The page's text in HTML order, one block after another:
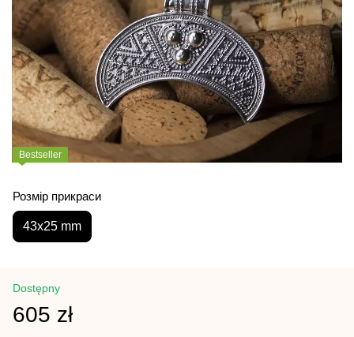
Bestseller
Розмір прикраси
43x25 mm
Dostępny
605 zł